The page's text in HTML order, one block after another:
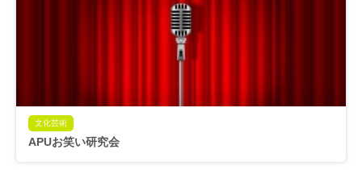
文化芸術
APUお笑い研究会